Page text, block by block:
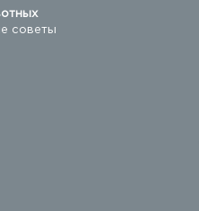
советы